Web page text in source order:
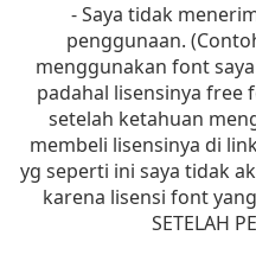
- Saya tidak
penggunaan.
menggunakan font
padahal lisensinya free
setelah ketahuan
membeli lisensinya di
yg seperti ini saya tidak
karena lisensi font
SETELAH